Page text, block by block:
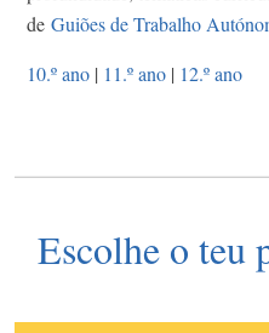
de Guiões de Trabalho
10.º ano | 11.º ano | 12.º ano
Escolhe o teu